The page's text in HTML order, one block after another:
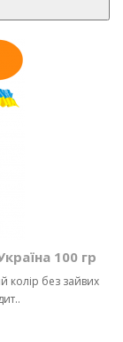
100 гр
колір без зайвих